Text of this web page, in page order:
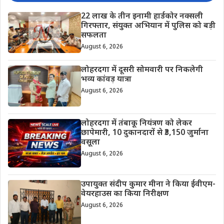
22 लाख के तीन इनामी हार्डकोर नक्सली
गिरफ्तार, संयुक्त अभियान में पुलिस को बड़ी
सफलता
August 6, 2026
लोहरदगा में दूसरी सोमवारी पर निकलेगी
भव्य कांवड़ यात्रा
August 6, 2026
लोहरदगा में तंबाकू नियंत्रण को लेकर
छापेमारी, 10 दुकानदारों से ₹3,150 जुर्माना
वसूला
August 6, 2026
उपायुक्त संदीप कुमार मीना ने किया ईवीएम-
वेयरहाउस का किया निरीक्षण
August 6, 2026